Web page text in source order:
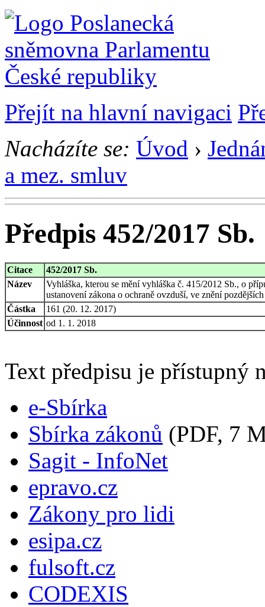
Přejít na hlavní navigaci
Nacházíte se: Úvod ›
a mez. smluv
Předpis 452/2017 Sb.
Citace
452/2017 Sb.
Název
Vyhláška, kterou se mění vyhláška č. 415/2012 Sb., o
ustanovení zákona o ochraně ovzduší, ve znění
Částka
161 (20. 12. 2017)
Účinnost od 1. 1. 2018
Text předpisu je přístupný
e-Sbírka
Sbírka zákonů (PDF, 7
Sagit - InfoNet
epravo.cz
Zákony pro lidi
esipa.cz
fulsoft.cz
CODEXIS